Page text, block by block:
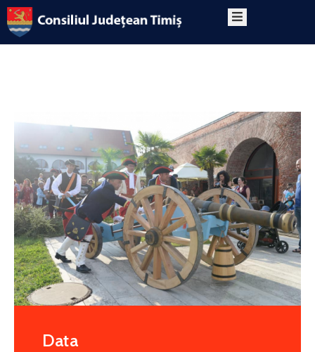
CONTACT
Data